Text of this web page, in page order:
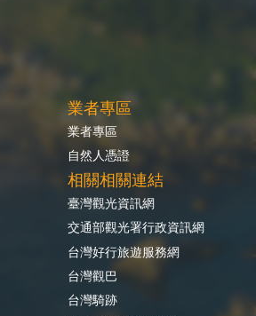
業者專區
業者專區
自然人憑證
相關相關連結
臺灣觀光資訊網
交通部觀光署行政資訊網
台灣好行旅遊服務網
台灣觀巴
台灣騎跡